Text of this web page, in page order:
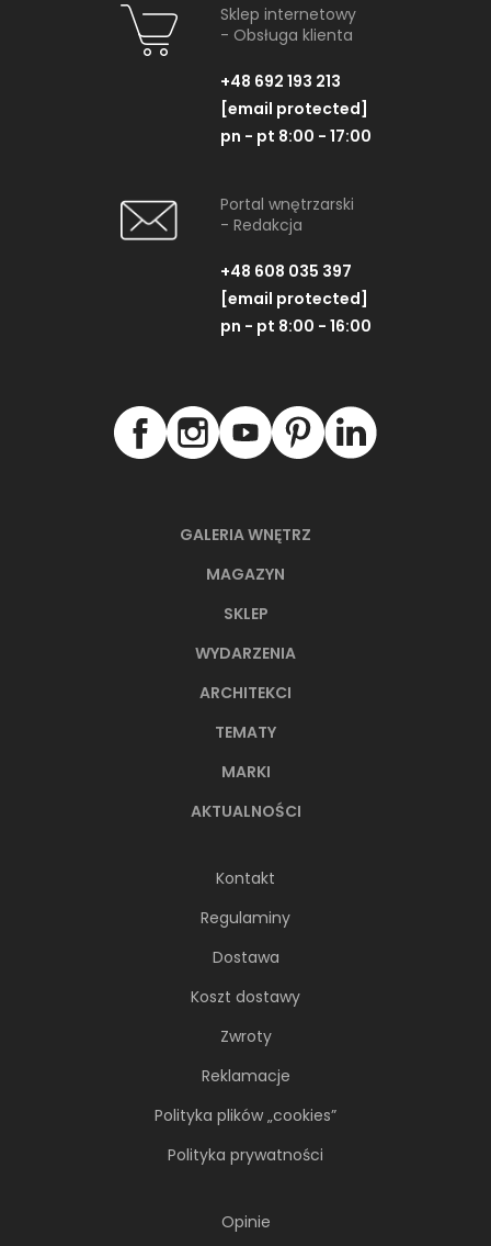
GALERIA WNĘTRZ
MAGAZYN
SKLEP
WYDARZENIA
ARCHITEKCI
TEMATY
MARKI
AKTUALNOŚCI
Kontakt
Regulaminy
Dostawa
Koszt dostawy
Zwroty
Reklamacje
Polityka plików „cookies”
Polityka prywatności
Opinie
Sklep internetowy
- Obsługa klienta
+48 692 193 213
[email protected]
pn - pt 8:00 - 17:00
Portal wnętrzarski
- Redakcja
+48 608 035 397
[email protected]
pn - pt 8:00 - 16:00